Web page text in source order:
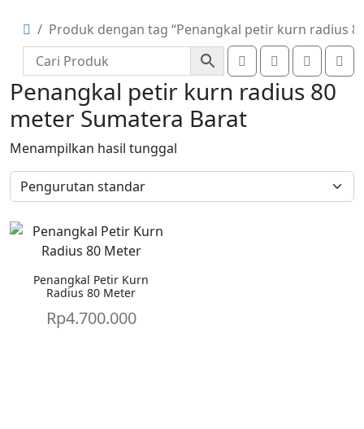
Produk dengan tag “Penangkal petir kurn radius
Search Account
Penangkal petir kurn radius 80
meter Sumatera Barat
Menampilkan hasil tunggal
Penangkal Petir Kurn
Radius 80 Meter
Rp4.700.000